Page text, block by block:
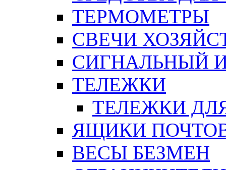
ТЕРМОМЕТРЫ
СВЕЧИ
СИГНАЛЬНЫЙ
ТЕЛЕЖКИ
ТЕЛЕЖКИ
ЯЩИКИ
ВЕСЫ БЕЗМЕН